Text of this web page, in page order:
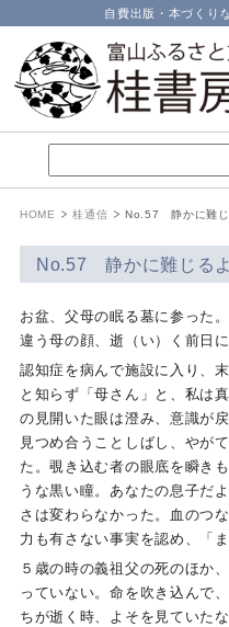
自費出版・本づくり
HOME 桂通信 No.57 静かに難じ
No.57 静かに難じる
お盆、父母の眠る墓に参った
違う母の顔、逝（い）く前日
認知症を病んで施設に入り、
と知らず「母さん」と、私は
の見開いた眼は澄み、意識が
見つめ合うことしばし、やが
た。覗き込む者の眼底を瞬き
うな黒い瞳。あなたの息子だ
さは変わらなかった。血のつ
力も有さない事実を認め、「
５歳の時の義祖父の死のほか
っていない。命を吹き込んで
ちが逝く時、よそを見ていた